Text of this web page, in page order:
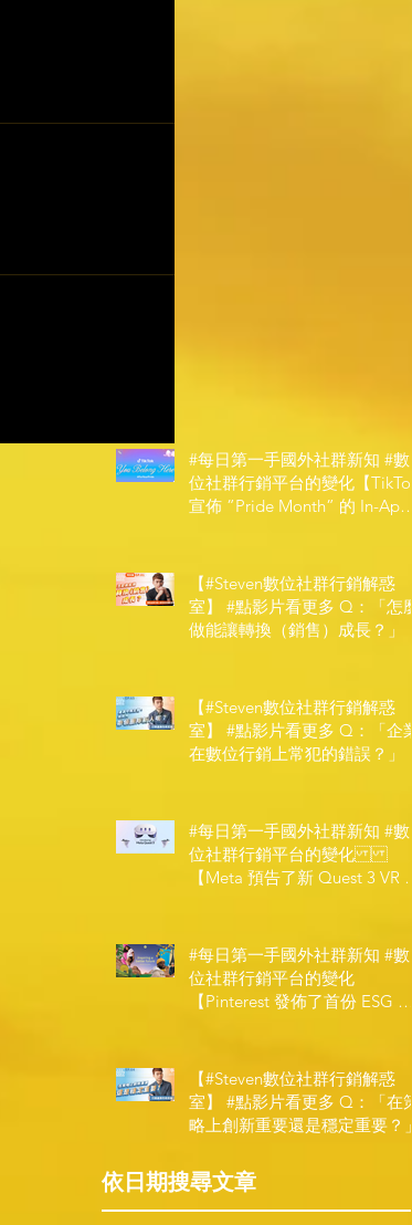
#每日第一手國外社群新知 #數
位社群行銷平台的變化【TikTok
宣佈 ”Pride Month” 的 In-App
【#Steven數位社群行銷解惑
室】 #點影片看更多​ Q：「怎麼
做能讓轉換（銷售）成長？」
【#Steven數位社群行銷解惑
室】 #點影片看更多​ Q：「企業
在數位行銷上常犯的錯誤？」
#每日第一手國外社群新知 #數
位社群行銷平台的變化
【Meta 預告了新 Quest 3 VR 耳
#每日第一手國外社群新知 #數
位社群行銷平台的變化
【Pinterest 發佈了首份 ESG 報
【#Steven數位社群行銷解惑
室】 #點影片看更多​ Q：「在策
略上創新重要還是穩定重要？」
依日期搜尋文章